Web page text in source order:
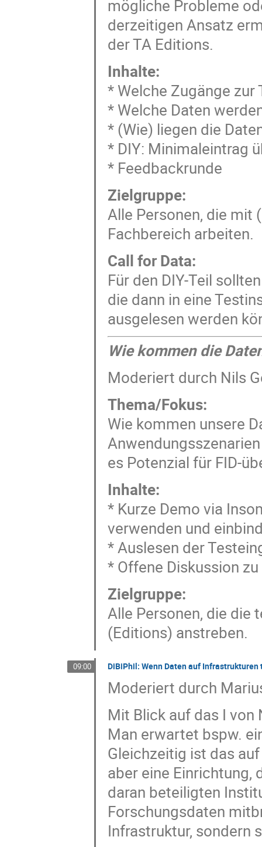
mögliche Probleme
derzeitigen Ansatz
der TA Editions.
Inhalte:
* Welche Zugänge
* Welche Daten
* (Wie) liegen die
* DIY: Minimaleintrag
* Feedbackrunde
Zielgruppe:
Alle Personen, die mit
Fachbereich arbeiten.
Call for Data:
Für den DIY-Teil
die dann in eine
ausgelesen werden
Wie kommen die
Moderiert durch Nils
Thema/Fokus:
Wie kommen unsere
es Potenzial für FID-
Inhalte:
* Kurze Demo via
verwenden und
* Auslesen der
* Offene Diskussion
Zielgruppe:
Alle Personen, die die
(Editions) anstreben.
09:00 DiBiPhil: Wenn Daten auf Infrastrukturen
Moderiert durch
Mit Blick auf das I von
Man erwartet bspw.
Gleichzeitig ist das
aber eine Einrichtung,
daran beteiligten
Forschungsdaten
Infrastruktur, sondern